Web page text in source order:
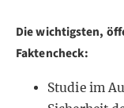
Die wichtigsten,
Faktencheck:
Studie im